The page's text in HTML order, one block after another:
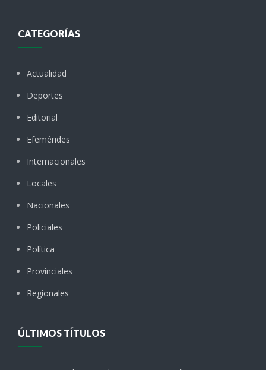
CATEGORÍAS
Actualidad
Deportes
Editorial
Efemérides
Internacionales
Locales
Nacionales
Policiales
Política
Provinciales
Regionales
ÚLTIMOS TÍTULOS